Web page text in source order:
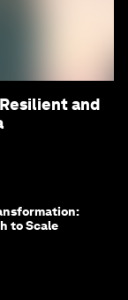
and
to Scale